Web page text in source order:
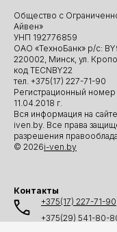
Общество с
Айвен»
УНП 192776859
ОАО «ТехноБанк» р/с:
220002, Минск, ул.
код TECNBY22
тел. +375(17) 227-71-90
Регистрационный
11.04.2018 г.
Вся информация на
iven.by. Все права
разрешения
© 2026i-ven.by
Контакты
+375(17) 227-71-90
+375(29) 541-80-